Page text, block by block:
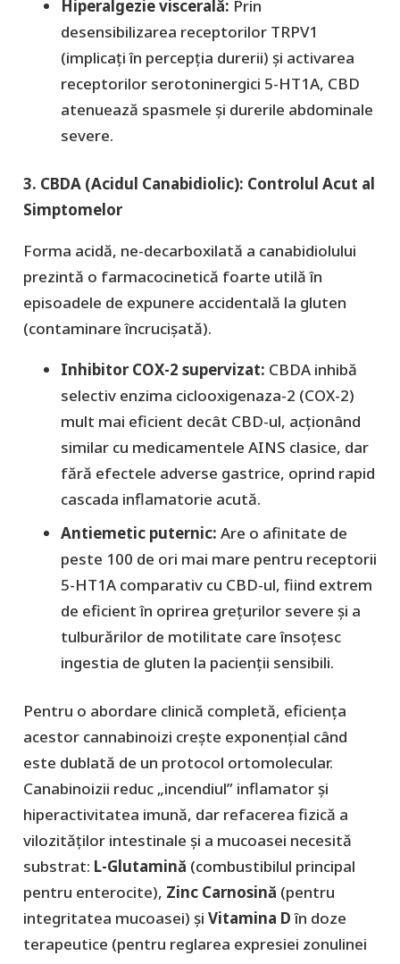
Hiperalgezie viscerală: Prin
desensibilizarea receptorilor TRPV1
(implicați în percepția durerii) și activarea
receptorilor serotoninergici 5-HT1A, CBD
atenuează spasmele și durerile abdominale
severe.
3. CBDA (Acidul Canabidiolic): Controlul Acut al
Simptomelor
​Forma acidă, ne-decarboxilată a canabidiolului
prezintă o farmacocinetică foarte utilă în
episoadele de expunere accidentală la gluten
(contaminare încrucișată).
Inhibitor COX-2 supervizat: CBDA inhibă
selectiv enzima ciclooxigenaza-2 (COX-2)
mult mai eficient decât CBD-ul, acționând
similar cu medicamentele AINS clasice, dar
fără efectele adverse gastrice, oprind rapid
cascada inflamatorie acută.
Antiemetic puternic: Are o afinitate de
peste 100 de ori mai mare pentru receptorii
5-HT1A comparativ cu CBD-ul, fiind extrem
de eficient în oprirea grețurilor severe și a
tulburărilor de motilitate care însoțesc
ingestia de gluten la pacienții sensibili.
Pentru o abordare clinică completă, eficiența
acestor cannabinoizi crește exponențial când
este dublată de un protocol ortomolecular.
Canabinoizii reduc „incendiul” inflamator și
hiperactivitatea imună, dar refacerea fizică a
vilozităților intestinale și a mucoasei necesită
substrat: L-Glutamină (combustibilul principal
pentru enterocite), Zinc Carnosină (pentru
integritatea mucoasei) și Vitamina Dîn doze
terapeutice (pentru reglarea expresiei zonulinei